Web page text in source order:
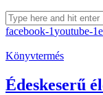
facebook-1youtube-1
Könyvtermés
Édeskeserű